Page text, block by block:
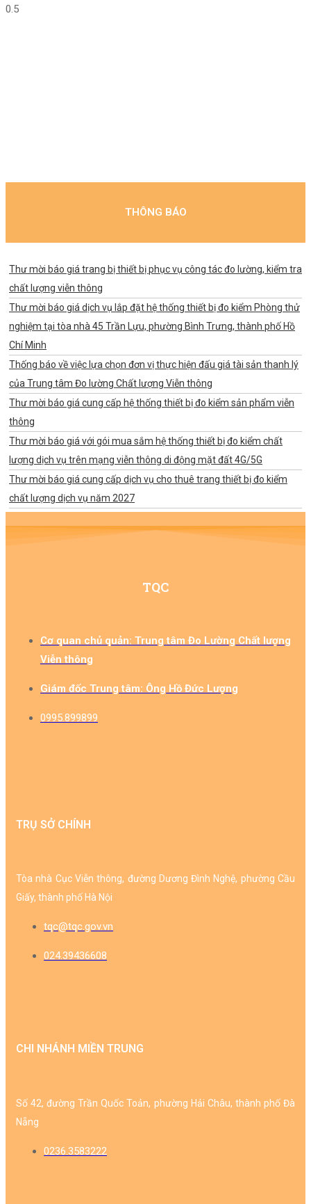
THÔNG BÁO
Thư mời báo giá trang bị thiết bị phục vụ công tác đo lường, kiểm tra
chất lượng viễn thông
Thư mời báo giá dịch vụ lắp đặt hệ thống thiết bị đo kiểm Phòng thử
nghiệm tại tòa nhà 45 Trần Lựu, phường Bình Trưng, thành phố Hồ
Chí Minh
Thống báo về việc lựa chọn đơn vị thực hiện đấu giá tài sản thanh lý
của Trung tâm Đo lường Chất lượng Viễn thông
Thư mời báo giá cung cấp hệ thống thiết bị đo kiểm sản phẩm viễn
thông
Thư mời báo giá với gói mua sắm hệ thống thiết bị đo kiểm chất
lượng dịch vụ trên mạng viễn thông di động mặt đất 4G/5G
Thư mời báo giá cung cấp dịch vụ cho thuê trang thiết bị đo kiểm
chất lượng dịch vụ năm 2027
TQC
Cơ quan chủ quản: Trung tâm Đo Lường Chất lượng
Viễn thông​
Giám đốc Trung tâm: Ông Hồ Đức Lượng​
0995.899899
TRỤ SỞ CHÍNH
Tòa nhà Cục Viễn thông, đường Dương Đình Nghệ, phường Cầu
Giấy, thành phố Hà Nội
tqc@tqc.gov.vn
024.39436608
CHI NHÁNH MIỀN TRUNG
Số 42, đường Trần Quốc Toản, phường Hải Châu, thành phố Đà
Nẵng
0236.3583222